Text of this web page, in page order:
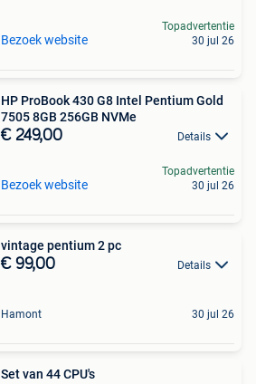
Bezoek website
Topadvertentie
30 jul 26
HP ProBook 430 G8 Intel Pentium Gold
7505 8GB 256GB NVMe
€ 249,00 Details
Bezoek website
Topadvertentie
30 jul 26
vintage pentium 2 pc
€ 99,00 Details
Hamont 30 jul 26
Set van 44 CPU's